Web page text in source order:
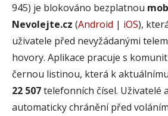
945) je blokováno bezplatnou
Nevolejte.cz (Android | iOS),
uživatele před nevyžádanými
hovory. Aplikace pracuje s
černou listinou, která k
22 507telefonních čísel. Uživatelé
automaticky chránění před